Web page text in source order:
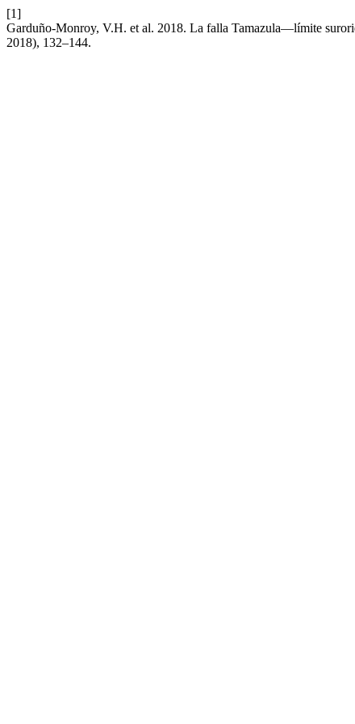
[1]
Garduño-Monroy, V.H. et al. 2018. La falla Tamazula—límite
2018), 132–144.